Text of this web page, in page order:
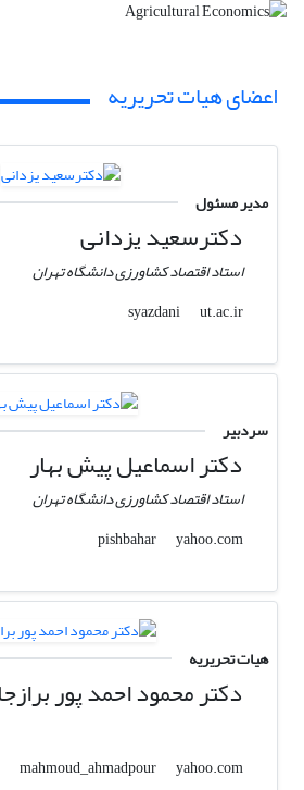
اعضای هیات تحریریه
مدیر مسئول
دکترسعید یزدانی
استاد اقتصاد کشاورزی دانشگاه تهران
syazdani
ut.ac.ir
سردبیر
دکتر اسماعیل پیش بهار
استاد اقتصاد کشاورزی دانشگاه تهران
pishbahar
yahoo.com
هیات تحریریه
دکتر محمود احمد پور
mahmoud_ahmadpour
yahoo.com